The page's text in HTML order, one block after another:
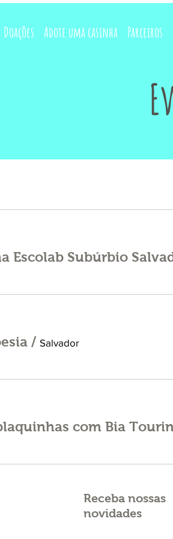
Doações Adote uma casinha Parceiros
Escolab Subúrbio
/ Salvador
com Bia
Receba nossas
novidades